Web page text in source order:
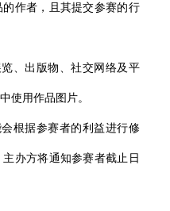
作者，且其提交参赛的行
、出版物、社交网络及平
使用作品图片。
根据参赛者的利益进行修
办方将通知参赛者截止日